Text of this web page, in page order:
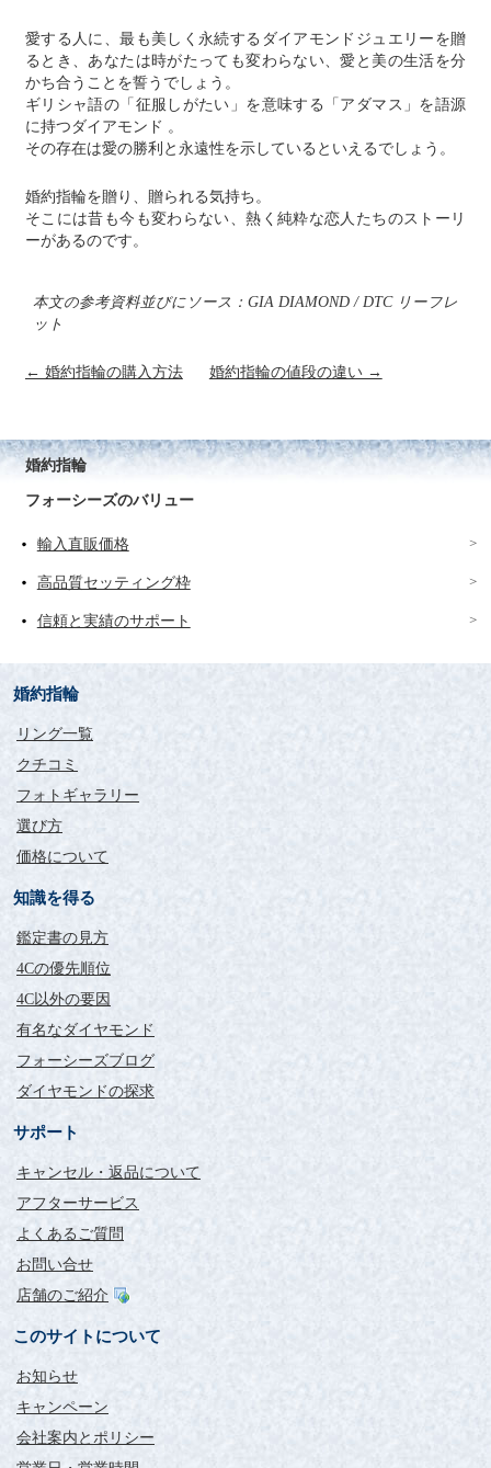
愛する人に、最も美しく永続するダイアモンドジュエリーを贈
るとき、あなたは時がたっても変わらない、愛と美の生活を分
かち合うことを誓うでしょう。
ギリシャ語の「征服しがたい」を意味する「アダマス」を語源
に持つダイアモンド 。
その存在は愛の勝利と永遠性を示しているといえるでしょう。
婚約指輪を贈り、贈られる気持ち。
そこには昔も今も変わらない、熱く純粋な恋人たちのストーリ
ーがあるのです。
本文の参考資料並びにソース：GIA DIAMOND / DTC リーフレ
ット
← 婚約指輪の購入方法 婚約指輪の値段の違い →
婚約指輪
フォーシーズのバリュー
輸入直販価格
高品質セッティング枠
信頼と実績のサポート
婚約指輪
リング一覧
クチコミ
フォトギャラリー
選び方
価格について
知識を得る
鑑定書の見方
4Cの優先順位
4C以外の要因
有名なダイヤモンド
フォーシーズブログ
ダイヤモンドの探求
サポート
キャンセル・返品について
アフターサービス
よくあるご質問
お問い合せ
店舗のご紹介
このサイトについて
お知らせ
キャンペーン
会社案内とポリシー